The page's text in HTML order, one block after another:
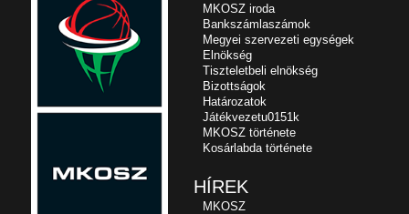
MKOSZ iroda
Bankszámlaszámok
Megyei szervezeti egységek
Elnökség
Tiszteletbeli elnökség
Bizottságok
Határozatok
Játékvezetu0151k
MKOSZ története
Kosárlabda története
HÍREK
MKOSZ